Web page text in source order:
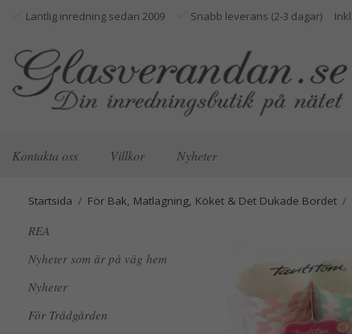
Lantlig inredning sedan 2009 Snabb leverans (2-3 dagar)
Kontakta oss Villkor Nyheter
Startsida / För Bak, Matlagning, Köket & Det Dukade Bordet /
REA
Nyheter som är på väg hem
Nyheter
För Trädgården